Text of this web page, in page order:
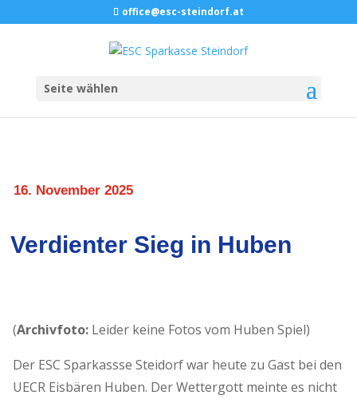
office@esc-steindorf.at
Seite wählen
16. November 2025
Verdienter Sieg in Huben
(Archivfoto:Leider keine Fotos vom Huben Spiel)
Der ESC Sparkassse Steidorf war heute zu Gast bei den
UECR Eisbären Huben. Der Wettergott meinte es nicht